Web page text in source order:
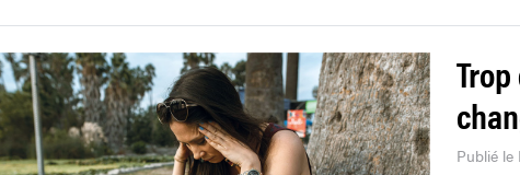
Publié le